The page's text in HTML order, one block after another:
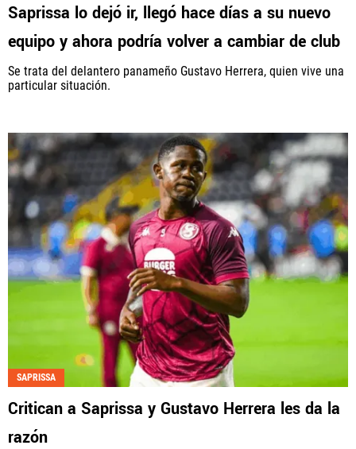
Saprissa lo dejó ir, llegó hace días a su nuevo
equipo y ahora podría volver a cambiar de club
Se trata del delantero panameño Gustavo Herrera, quien vive una
particular situación.
SAPRISSA
Critican a Saprissa y Gustavo Herrera les da la
razón